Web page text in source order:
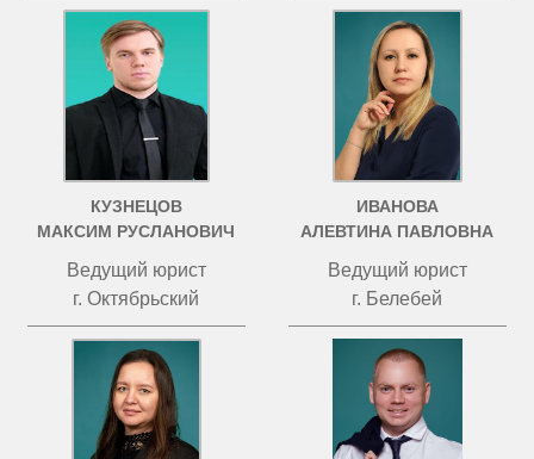
КУЗНЕЦОВ
МАКСИМ РУСЛАНОВИЧ
Ведущий юрист
г. Октябрьский
ИВАНОВА
АЛЕВТИНА ПАВЛОВНА
Ведущий юрист
г. Белебей